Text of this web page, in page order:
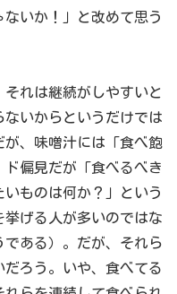
いか！」と改めて思う
れは継続がしやすいと
いからというだけでは
、味噌汁には「食べ飽
偏見だが「食べるべき
ものは何か？」という
げる人が多いのではな
ある）。だが、それら
ろう。いや、食べてる